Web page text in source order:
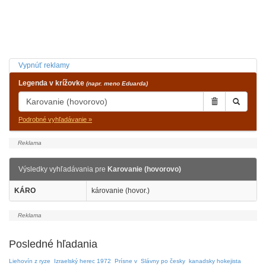
Vypnúť reklamy
Legenda v krížovke (napr. meno Eduarda)
Podrobné vyhľadávanie »
Výsledky vyhľadávania pre Karovanie (hovorovo)
KÁRO károvanie (hovor.)
Posledné hľadania
Liehovín z ryze Izraelský herec 1972 Prísne v Slávny po česky kanadsky hokejista